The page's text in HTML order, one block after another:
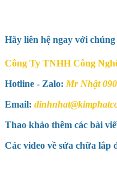
Hãy liên hệ ngay với
Công Ty TNHH Công
Hotline - Zalo: Mr Nhật
Email:
Thao khảo thêm các bài
Các video về sửa chữa lắp